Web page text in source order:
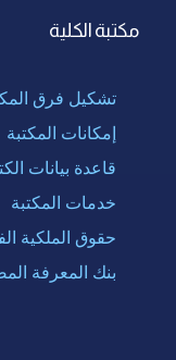
مكتبة الكلية
تشكيل فرق
إمكانات المكتبة
قاعدة بيانات
خدمات المكتبة
حقوق الملكية
بنك المعرفة